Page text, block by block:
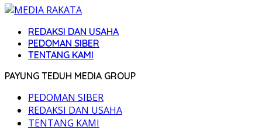
REDAKSI DAN USAHA
PEDOMAN SIBER
TENTANG KAMI
PAYUNG TEDUH MEDIA GROUP
PEDOMAN SIBER
REDAKSI DAN USAHA
TENTANG KAMI